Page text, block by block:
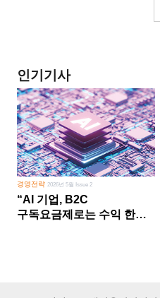
인기기사
경영전략 2026년 5월 Issue 2
“AI 기업, B2C
구독요금제로는 수익 한계